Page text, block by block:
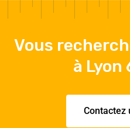
Vous
à Lyon
Contactez